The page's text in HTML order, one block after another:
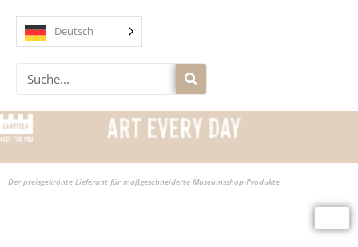
Inhalt
springen
Deutsch
Suche
Der preisgekrönte Lieferant für maßgeschneiderte Museumsshop-Produkte